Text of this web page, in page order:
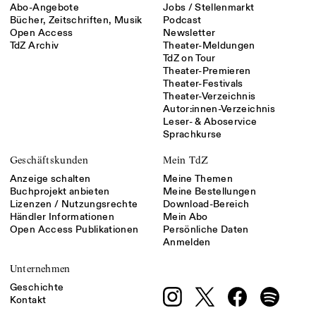
Abo-Angebote
Bücher, Zeitschriften, Musik
Open Access
TdZ Archiv
Jobs / Stellenmarkt
Podcast
Newsletter
Theater-Meldungen
TdZ on Tour
Theater-Premieren
Theater-Festivals
Theater-Verzeichnis
Autor:innen-Verzeichnis
Leser- & Aboservice
Sprachkurse
Geschäftskunden
Anzeige schalten
Buchprojekt anbieten
Lizenzen / Nutzungsrechte
Händler Informationen
Open Access Publikationen
Mein TdZ
Meine Themen
Meine Bestellungen
Download-Bereich
Mein Abo
Persönliche Daten
Anmelden
Unternehmen
Geschichte
Kontakt